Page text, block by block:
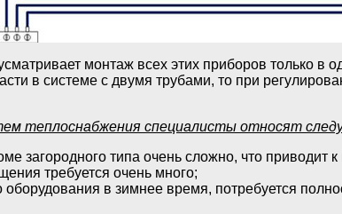
монтаж всех этих приборов только в
в системе с двумя трубами, то при
теплоснабжения специалисты относят
загородного типа очень сложно, что приводит
требуется очень много;
в зимнее время, потребуется